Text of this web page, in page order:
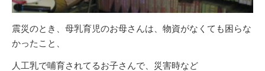
震災のとき、母乳育児のお母さんは、物資がなくても困らな
かったこと、
人工乳で哺育されてるお子さんで、災害時など